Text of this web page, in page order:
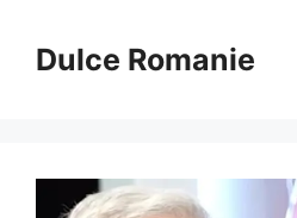
conținutDulce Romanie